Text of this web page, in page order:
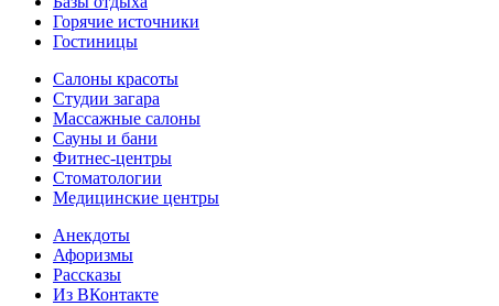
Горячие источники
Гостиницы
Салоны красоты
Студии загара
Массажные салоны
Сауны и бани
Фитнес-центры
Стоматологии
Медицинские центры
Анекдоты
Афоризмы
Рассказы
Из ВКонтакте